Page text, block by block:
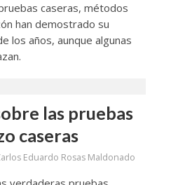
caseras, métodos
han demostrado su
los años, aunque algunas
las pruebas
caseras
Eduardo Rosas Maldonado